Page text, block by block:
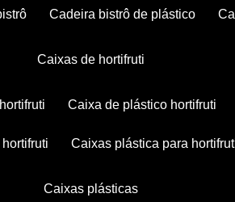
cadeira bistrô de plástico
caixas de hortifruti
caixa de plástico hortifruti
hortifruti caixas plástica para
caixas plásticas